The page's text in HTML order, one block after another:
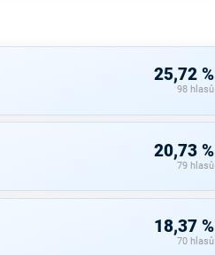
25,72 %
98 hlasů
20,73 %
79 hlasů
18,37 %
70 hlasů